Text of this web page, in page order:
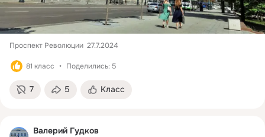
Проспект Революции  27.7.2024
81 класс Поделились: 5
7 5 Класс
Валерий Гудков